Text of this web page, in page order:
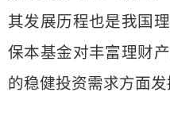
其发展历程也是我国
保本基金对丰富理财
的稳健投资需求方面发